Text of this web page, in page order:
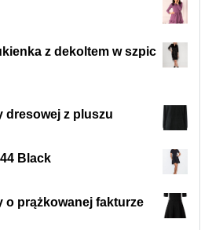
z dekoltem w szpic
dresowej z pluszu
Black
o prążkowanej fakturze